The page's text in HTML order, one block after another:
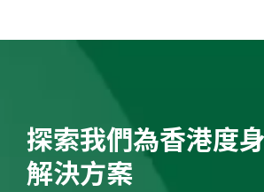
探索我們為香港度
解決方案